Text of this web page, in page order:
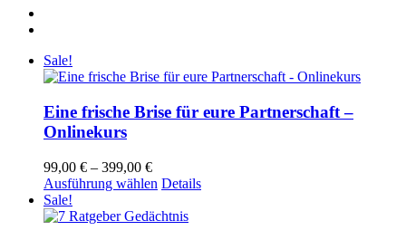
Sale!
Eine frische Brise für eure Partnerschaft –
Onlinekurs
99,00 € – 399,00 €Preisspanne:
99,00 €
399,00 €
Ausführung wählen Dieses
weist
Details
Sale!